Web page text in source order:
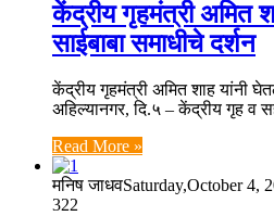
केंद्रीय गृहमंत्री अमित
साईबाबा समाधीचे दर्शन
केंद्रीय गृहमंत्री अमित शाह यांनी
अहिल्यानगर, दि.५ – केंद्रीय गृह व
Read More »
मनिष जाधवSaturday,October 4,
322